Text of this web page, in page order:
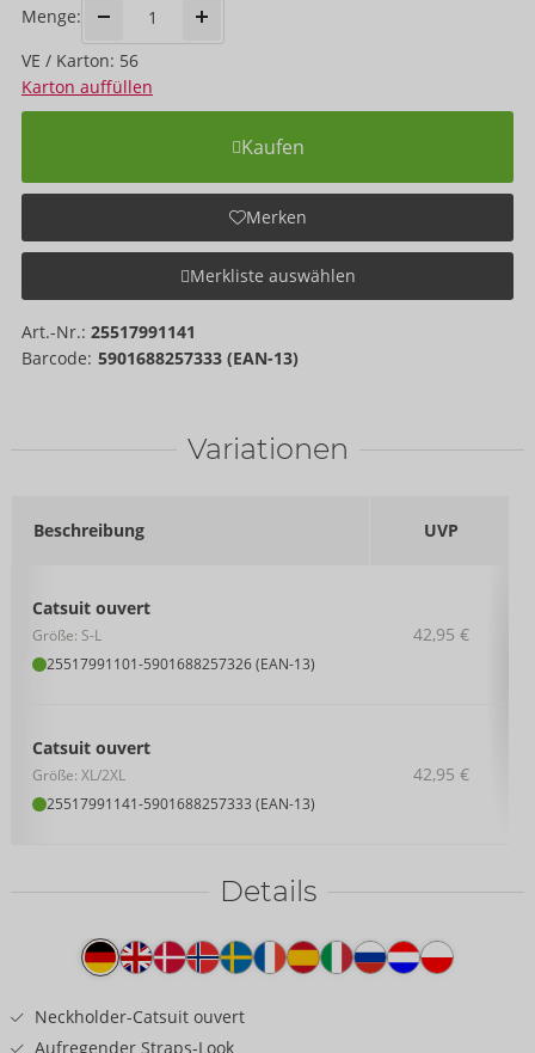
Menge:
VE / Karton: 56
Karton auffüllen
Kaufen
Merken
Merkliste auswählen
Art.-Nr.: 25517991141
Barcode: 5901688257333 (EAN-13)
Variationen
Beschreibung UVP
Catsuit ouvert
Größe: S-L
25517991101-5901688257326 (EAN-13)
42,95 €
Catsuit ouvert
Größe: XL/2XL
25517991141-5901688257333 (EAN-13)
42,95 €
Details
Produkttext
Neckholder-Catsuit ouvert
Aufregender Straps-Look